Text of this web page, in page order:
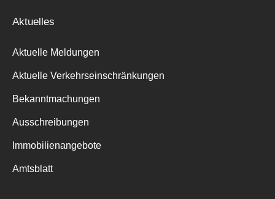
Aktuelles
Aktuelle Meldungen
Aktuelle Verkehrseinschränkungen
Bekanntmachungen
Ausschreibungen
Immobilienangebote
Amtsblatt